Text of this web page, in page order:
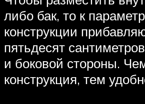
либо бак, то к
конструкции
пятьдесят
и боковой стороны.
конструкция, тем